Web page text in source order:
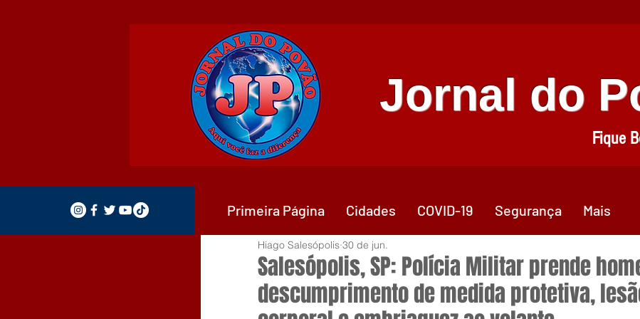
Jornal do
Fique
Salesópolis, SP: Polícia Militar prende
descumprimento de medida protetiva,
Hiago Salesópolis 30 de jun.
Primeira Página Cidades COVID-19 Segurança Mais